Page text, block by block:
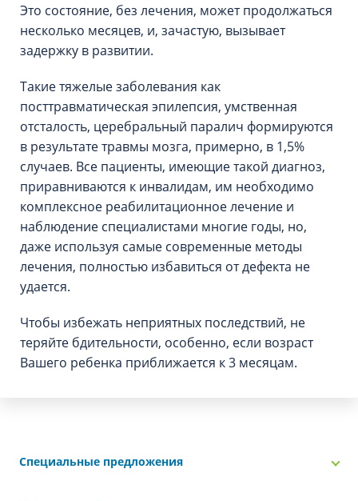
Это состояние, без лечения, может продолжаться
несколько месяцев, и, зачастую, вызывает
задержку в развитии.
Такие тяжелые заболевания как
посттравматическая эпилепсия, умственная
отсталость, церебральный паралич формируются
в результате травмы мозга, примерно, в 1,5%
случаев. Все пациенты, имеющие такой диагноз,
приравниваются к инвалидам, им необходимо
комплексное реабилитационное лечение и
наблюдение специалистами многие годы, но,
даже используя самые современные методы
лечения, полностью избавиться от дефекта не
удается.
Чтобы избежать неприятных последствий, не
теряйте бдительности, особенно, если возраст
Вашего ребенка приближается к 3 месяцам.
Специальные предложения